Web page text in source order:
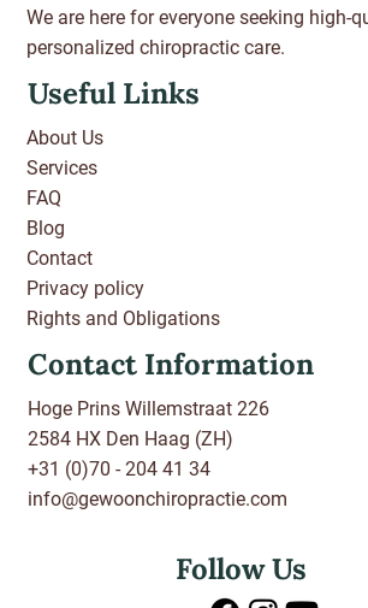
Useful Links
Contact Information
About Us
Services
FAQ
Blog
Contact
Privacy policy
Rights and Obligations
We are here for everyone seeking high-
personalized chiropractic care.
Hoge Prins Willemstraat 226
2584 HX Den Haag (ZH)
+31 (0)70 - 204 41 34
info@gewoonchiropractie.com
Follow Us